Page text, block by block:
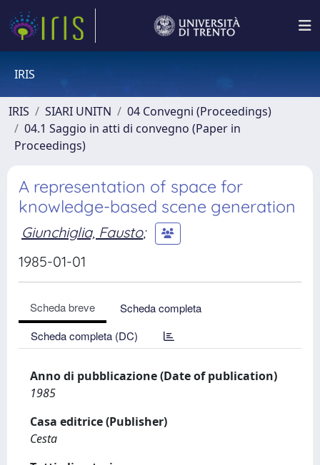
IRIS
IRIS SIARI UNITN
04 Convegni (Proceedings)
04.1 Saggio in atti di convegno (Paper in
Proceedings)
A representation of space for
knowledge-based scene generation
Giunchiglia, Fausto;
1985-01-01
Scheda breve
Scheda completa
Scheda completa (DC)
Anno di pubblicazione (Date of publication)
1985
Casa editrice (Publisher)
Cesta